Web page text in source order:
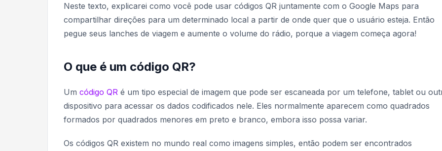
Neste texto, explicarei como você pode usar códigos QR juntamente com o Google Maps para
compartilhar direções para um determinado local a partir de onde quer que o usuário esteja. Então
pegue seus lanches de viagem e aumente o volume do rádio, porque a viagem começa agora!
O que é um código QR?
Um código QR é um tipo especial de imagem que pode ser escaneada por um telefone, tablet ou
dispositivo para acessar os dados codificados nele. Eles normalmente aparecem como quadrados
formados por quadrados menores em preto e branco, embora isso possa variar.
Os códigos QR existem no mundo real como imagens simples, então podem ser encontrados